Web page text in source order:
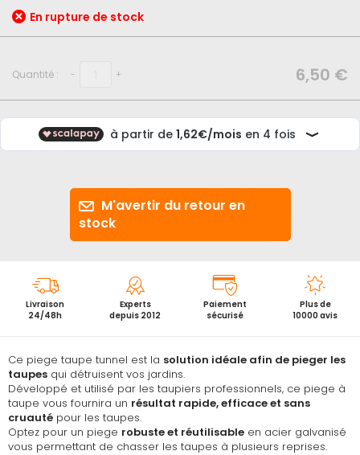
de
la
Ce piege taupe tunnel est la solution idéale afin de pieger les
taupes qui détruisent vos jardins.
Développé et utilisé par les taupiers professionnels, ce piege à
taupe vous fournira un résultat rapide, efficace et sans
cruauté pour les taupes.
Optez pour un piege robuste et réutilisable en acier galvanisé
vous permettant de chasser les taupes à plusieurs reprises.
En rupture de stock
Quantité : - + 6,50 €
M'avertir du retour en
stock
Livraison
24/48h
Experts
depuis 2012
Paiement
sécurisé
Plus de
10000 avis